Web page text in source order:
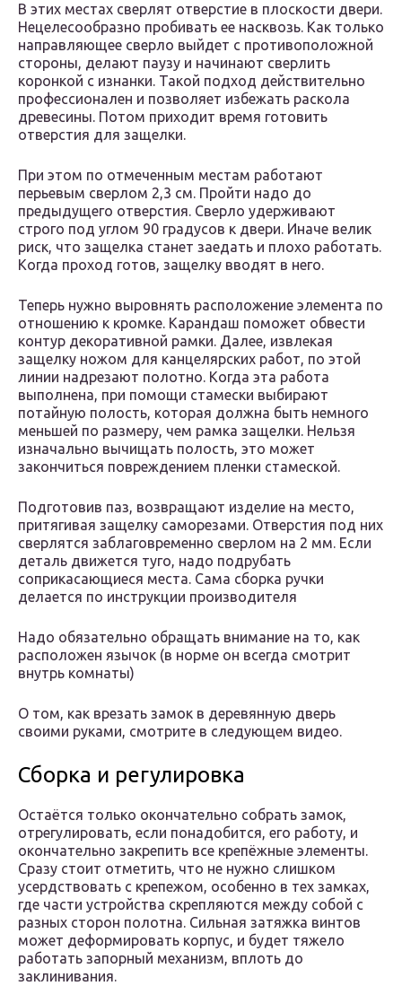
В этих местах сверлят отверстие в плоскости двери.
Нецелесообразно пробивать ее насквозь. Как только
направляющее сверло выйдет с противоположной
стороны, делают паузу и начинают сверлить
коронкой с изнанки. Такой подход действительно
профессионален и позволяет избежать раскола
древесины. Потом приходит время готовить
отверстия для защелки.
При этом по отмеченным местам работают
перьевым сверлом 2,3 см. Пройти надо до
предыдущего отверстия. Сверло удерживают
строго под углом 90 градусов к двери. Иначе велик
риск, что защелка станет заедать и плохо работать.
Когда проход готов, защелку вводят в него.
Теперь нужно выровнять расположение элемента по
отношению к кромке. Карандаш поможет обвести
контур декоративной рамки. Далее, извлекая
защелку ножом для канцелярских работ, по этой
линии надрезают полотно. Когда эта работа
выполнена, при помощи стамески выбирают
потайную полость, которая должна быть немного
меньшей по размеру, чем рамка защелки. Нельзя
изначально вычищать полость, это может
закончиться повреждением пленки стамеской.
Подготовив паз, возвращают изделие на место,
притягивая защелку саморезами. Отверстия под них
сверлятся заблаговременно сверлом на 2 мм. Если
деталь движется туго, надо подрубать
соприкасающиеся места. Сама сборка ручки
делается по инструкции производителя
Надо обязательно обращать внимание на то, как
расположен язычок (в норме он всегда смотрит
внутрь комнаты)
О том, как врезать замок в деревянную дверь
своими руками, смотрите в следующем видео.
Сборка и регулировка
Остаётся только окончательно собрать замок,
отрегулировать, если понадобится, его работу, и
окончательно закрепить все крепёжные элементы.
Сразу стоит отметить, что не нужно слишком
усердствовать с крепежом, особенно в тех замках,
где части устройства скрепляются между собой с
разных сторон полотна. Сильная затяжка винтов
может деформировать корпус, и будет тяжело
работать запорный механизм, вплоть до
заклинивания.